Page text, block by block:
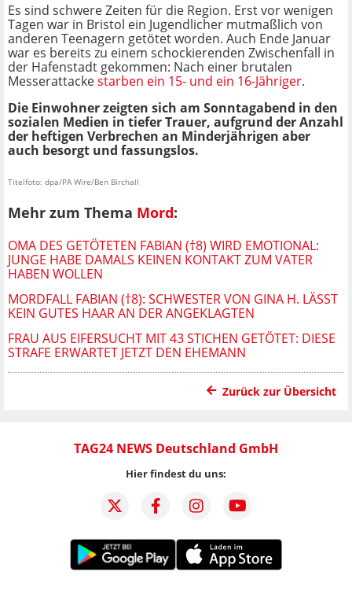
Es sind schwere Zeiten für die Region. Erst vor wenigen
Tagen war in Bristol ein Jugendlicher mutmaßlich von
anderen Teenagern getötet worden. Auch Ende Januar
war es bereits zu einem schockierenden Zwischenfall in
der Hafenstadt gekommen: Nach einer brutalen
Messerattackestarben ein 15- und ein 16-Jähriger.
Die Einwohner zeigten sich am Sonntagabend in den
sozialen Medien in tiefer Trauer, aufgrund der Anzahl
der heftigen Verbrechen an Minderjährigen aber
auch besorgt und fassungslos.
Titelfoto: dpa/PA Wire/Ben Birchall
Mehr zum Thema Mord:
OMA DES GETÖTETEN FABIAN (†8) WIRD EMOTIONAL:
JUNGE HABE DAMALS KEINEN KONTAKT ZUM VATER
HABEN WOLLEN
MORDFALL FABIAN (†8): SCHWESTER VON GINA H. LÄSST
KEIN GUTES HAAR AN DER ANGEKLAGTEN
FRAU AUS EIFERSUCHT MIT 43 STICHEN GETÖTET: DIESE
STRAFE ERWARTET JETZT DEN EHEMANN
Zurück zur Übersicht
TAG24 NEWS Deutschland GmbH
Hier findest du uns: